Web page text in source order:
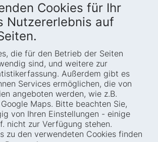
Cookies für Ihr
Nutzererlebnis auf
die für den Betrieb der Seiten
sind, und weitere zur
Außerdem gibt es
Services ermöglichen, die von
angeboten werden, wie z.B.
Maps. Bitte beachten Sie,
von Ihren Einstellungen - einige
nicht zur Verfügung stehen.
zu den verwendeten Cookies finden
Blog
Presse
Termine
Barrierefreiheit
Transparenz
Glossar